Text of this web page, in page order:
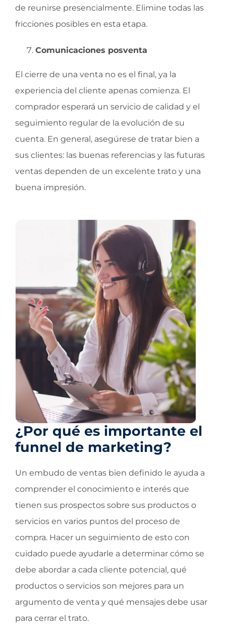
de reunirse presencialmente. Elimine todas las
fricciones posibles en esta etapa.
Comunicaciones posventa
El cierre de una venta no es el final, ya la
experiencia del cliente apenas comienza. El
comprador esperará un servicio de calidad y el
seguimiento regular de la evolución de su
cuenta. En general, asegúrese de tratar bien a
sus clientes: las buenas referencias y las futuras
ventas dependen de un excelente trato y una
buena impresión.
¿Por qué es importante el
funnel de marketing?
Un embudo de ventas bien definido le ayuda a
comprender el conocimiento e interés que
tienen sus prospectos sobre sus productos o
servicios en varios puntos del proceso de
compra. Hacer un seguimiento de esto con
cuidado puede ayudarle a determinar cómo se
debe abordar a cada cliente potencial, qué
productos o servicios son mejores para un
argumento de venta y qué mensajes debe usar
para cerrar el trato.